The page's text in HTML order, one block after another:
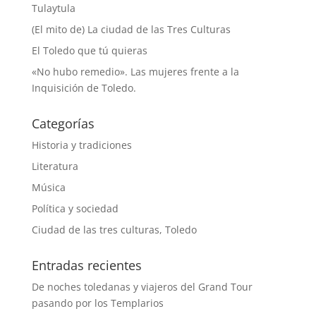
Tulaytula
(El mito de) La ciudad de las Tres Culturas
El Toledo que tú quieras
«No hubo remedio». Las mujeres frente a la
Inquisición de Toledo.
Categorías
Historia y tradiciones
Literatura
Música
Política y sociedad
Ciudad de las tres culturas, Toledo
Entradas recientes
De noches toledanas y viajeros del Grand Tour
pasando por los Templarios